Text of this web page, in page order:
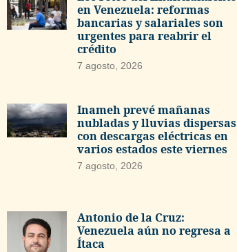
en Venezuela: reformas
bancarias y salariales son
urgentes para reabrir el
crédito
7 agosto, 2026
Inameh prevé mañanas
nubladas y lluvias dispersas
con descargas eléctricas en
varios estados este viernes
7 agosto, 2026
Antonio de la Cruz:
Venezuela aún no regresa a
Ítaca